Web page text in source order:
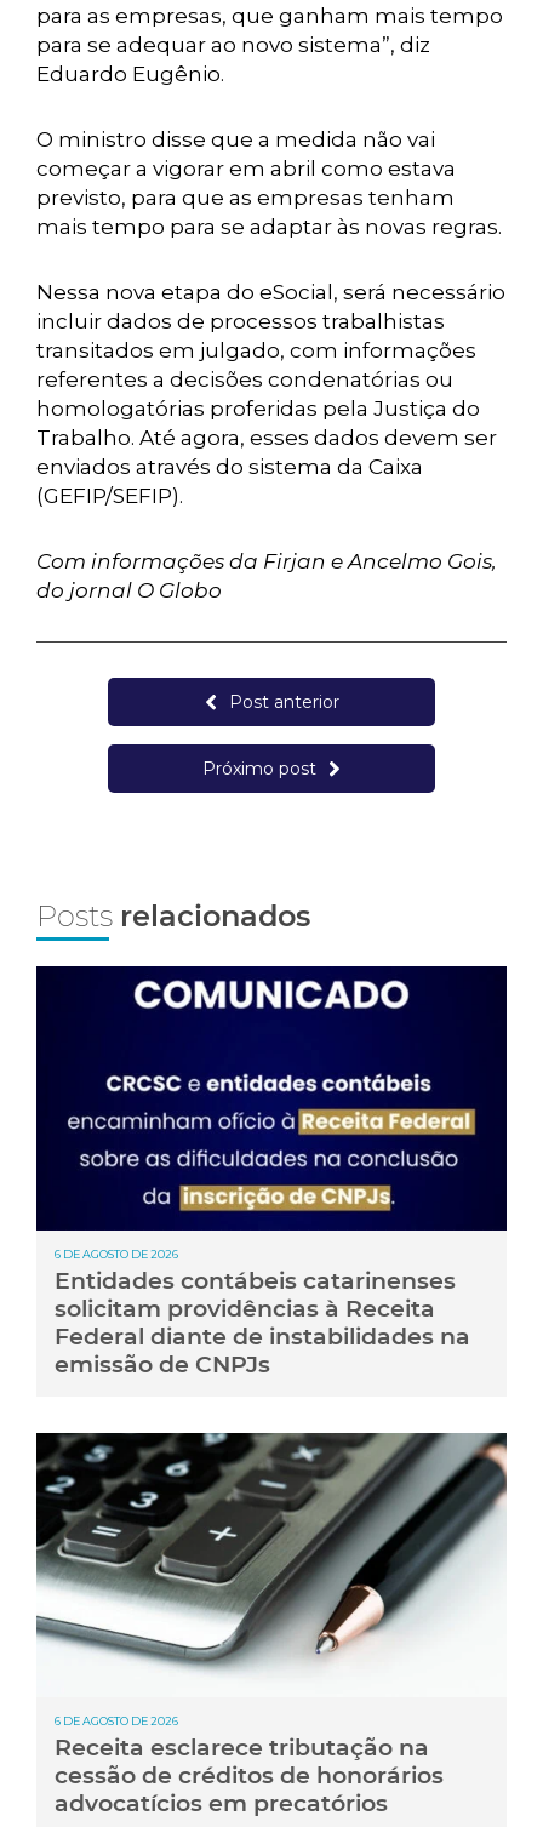
para as empresas, que ganham mais tempo
para se adequar ao novo sistema”, diz
Eduardo Eugênio.
O ministro disse que a medida não vai
começar a vigorar em abril como estava
previsto, para que as empresas tenham
mais tempo para se adaptar às novas regras.
Nessa nova etapa do eSocial, será necessário
incluir dados de processos trabalhistas
transitados em julgado, com informações
referentes a decisões condenatórias ou
homologatórias proferidas pela Justiça do
Trabalho. Até agora, esses dados devem ser
enviados através do sistema da Caixa
(GEFIP/SEFIP).
Com informações da Firjan e Ancelmo Gois,
do jornal O Globo
Post anterior
Próximo post
Posts relacionados
6 DE AGOSTO DE 2026
Entidades contábeis catarinenses
solicitam providências à Receita
Federal diante de instabilidades na
emissão de CNPJs
6 DE AGOSTO DE 2026
Receita esclarece tributação na
cessão de créditos de honorários
advocatícios em precatórios